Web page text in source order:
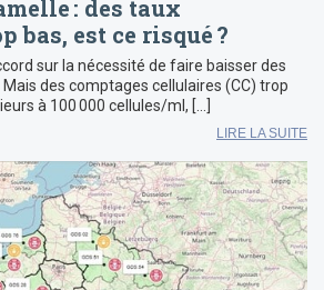
: des taux
bas, est ce risqué ?
sur la nécessité de faire baisser des
des comptages cellulaires (CC) trop
à 100 000 cellules/ml, […]
LIRE LA SUITE